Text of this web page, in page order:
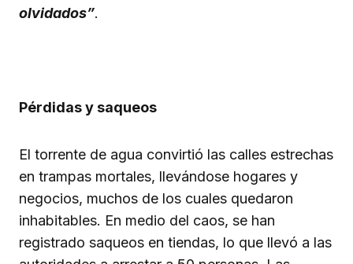
olvidados”.
Pérdidas y saqueos
El torrente de agua convirtió las calles estrechas
en trampas mortales, llevándose hogares y
negocios, muchos de los cuales quedaron
inhabitables. En medio del caos, se han
registrado saqueos en tiendas, lo que llevó a las